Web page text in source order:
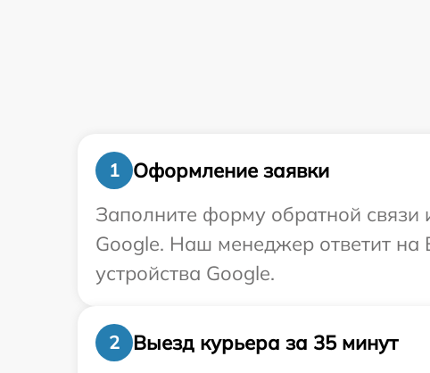
1
Оформление заявки
Заполните форму обратной связи
Google. Наш менеджер ответит
устройства Google.
2
Выезд курьера за 35 минут